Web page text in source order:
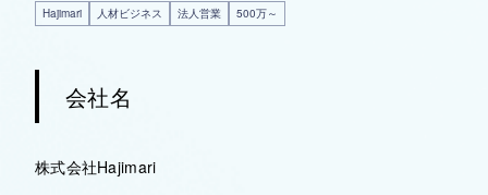
Hajimari 人材ビジネス 法人営業 500万～
会社名
株式会社Hajimari